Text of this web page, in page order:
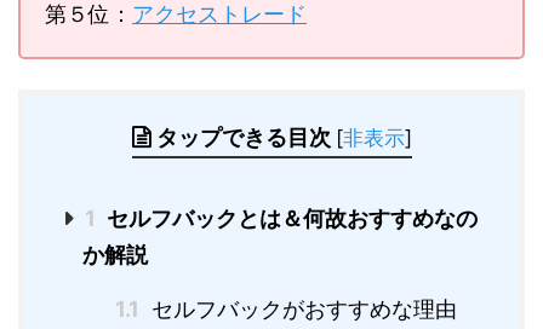
第５位： アクセストレード
タップできる目次 [非表示]
1 セルフバックとは＆何故おすすめなの
か解説
1.1 セルフバックがおすすめな理由